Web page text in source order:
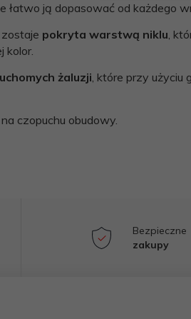
łatwo ją dopasować od każdego
pokryta warstwą niklu,
kolor.
żaluzji, które przy użyciu
czopuchu obudowy.
Bezpieczne
zakupy